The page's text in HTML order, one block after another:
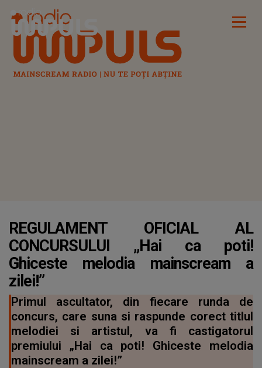
Radio Impuls
REGULAMENT OFICIAL AL
CONCURSULUI „Hai ca poti!
Ghiceste melodia mainscream a
zilei!”
Primul ascultator, din fiecare runda de
concurs, care suna si raspunde corect titlul
melodiei si artistul, va fi castigatorul
premiului „Hai ca poti! Ghiceste melodia
mainscream a zilei!”